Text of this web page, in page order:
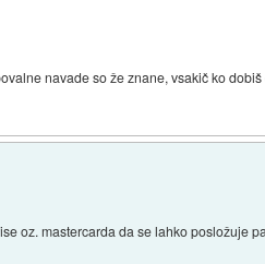
navade so že znane, vsakič ko
oz. mastercarda da se lahko posložuje